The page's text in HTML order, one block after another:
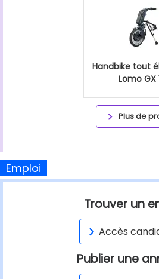
Handbike tout
Lomo GX
Plus de
Emploi
Trouver un
Accès
Publier une